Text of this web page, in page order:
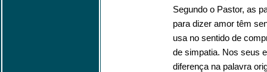
Segundo o Pastor, as
para dizer amor têm
usa no sentido de
de simpatia. Nos seus
diferença na palavra